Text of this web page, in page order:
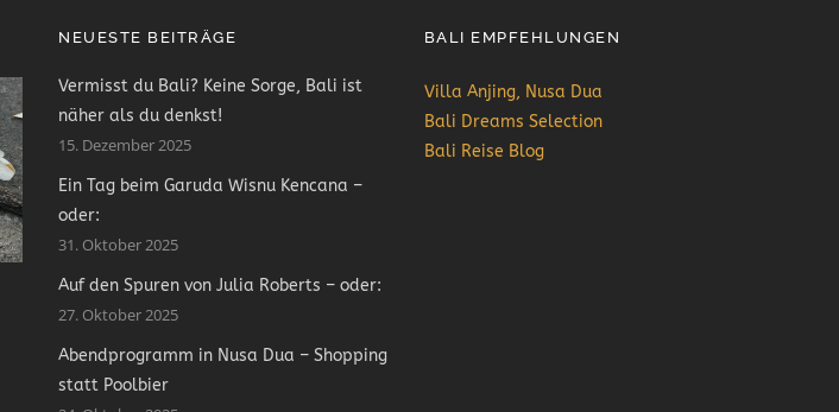
NEUESTE BEITRÄGE
Vermisst du Bali? Keine Sorge, Bali ist
näher als du denkst!
15. Dezember 2025
Ein Tag beim Garuda Wisnu Kencana –
oder:
31. Oktober 2025
Auf den Spuren von Julia Roberts – oder:
27. Oktober 2025
Abendprogramm in Nusa Dua – Shopping
statt Poolbier
BALI EMPFEHLUNGEN
Villa Anjing, Nusa Dua
Bali Dreams Selection
Bali Reise Blog